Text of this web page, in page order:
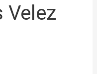
Velez